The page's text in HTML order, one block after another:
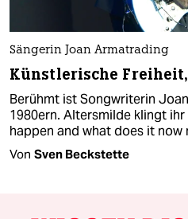
Sängerin Joan Armatrading
Künstlerische
Berühmt ist Songwriterin
1980ern. Altersmilde klingt
happen and what does it now
Von Sven Beckstette